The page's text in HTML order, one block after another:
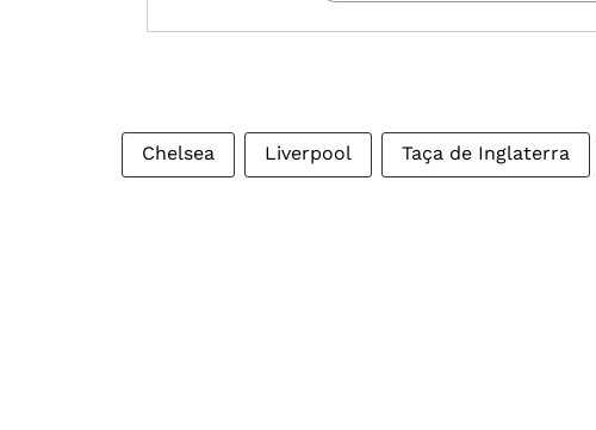
Chelsea Liverpool Taça de Inglaterra